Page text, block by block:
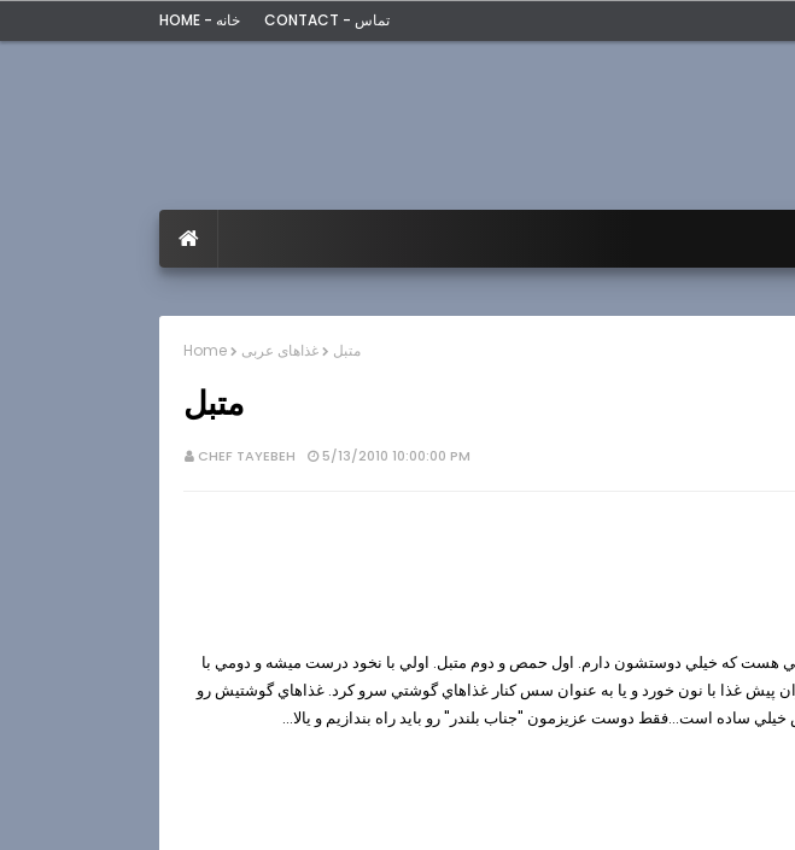
HOME - خانه CONTACT - تماس
Home غذاهای عربی متبل
متبل
CHEF TAYEBEH 5/13/2010 10:00:00 PM
هست كه خيلي دوستشون دارم. اول حمص و دوم متبل. اولي با نخود درست ميشه و دومي با
پيش غذا با نون خورد و يا به عنوان سس كنار غذاهاي گوشتي سرو كرد. غذاهاي گوشتيش رو
ساده است...فقط دوست عزيزمون "جناب بلندر" رو بايد راه بندازيم و يالا...